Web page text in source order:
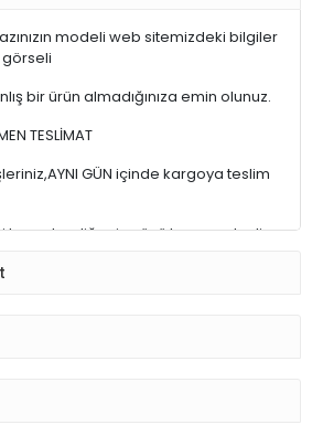
modeli web sitemizdeki bilgiler
bir ürün almadığınıza emin olunuz.
TESLİMAT
GÜN içinde kargoya teslim
kargolar,diğer iş günü kargoya teslim
adres email gibi yanlışlık